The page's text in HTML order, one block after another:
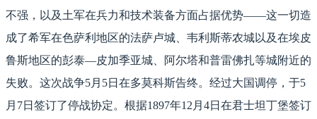
不强，以及土军在兵力和技术装备方面占据优势——这一切造
成了希军在色萨利地区的法萨卢城、韦利斯蒂农城以及在埃皮
鲁斯地区的彭泰—皮加季亚城、阿尔塔和普雷佛扎等城附近的
失败。这次战争5月5日在多莫科斯告终。经过大国调停，于5
月7日签订了停战协定。根据1897年12月4日在君士坦丁堡签订